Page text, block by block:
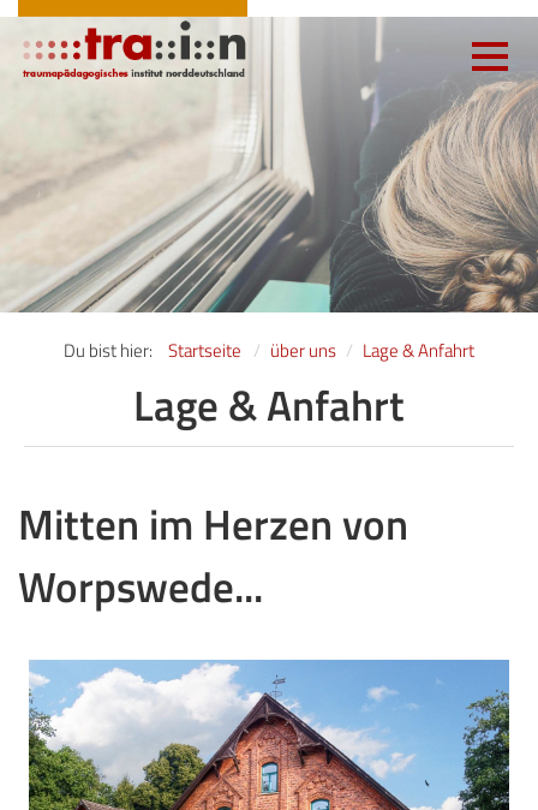
Toggle
navigation
Du bist hier: Startseite über uns Lage & Anfahrt
Lage & Anfahrt
Mitten im Herzen von
Worpswede...